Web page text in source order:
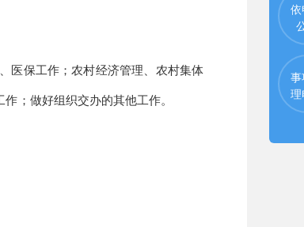
医保工作；农村经济管理、农村集体
作； 做好组织交办的其他工作。